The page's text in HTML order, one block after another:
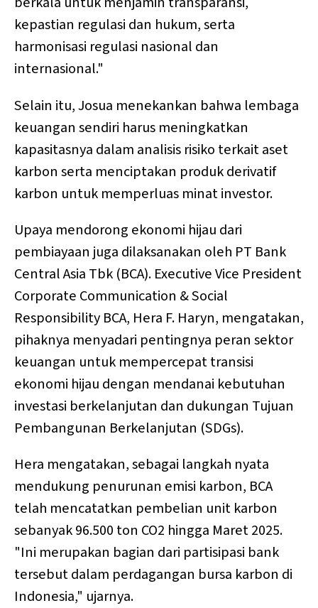
kepastian regulasi dan hukum, serta
harmonisasi regulasi nasional dan
internasional."
Selain itu, Josua menekankan bahwa lembaga
keuangan sendiri harus meningkatkan
kapasitasnya dalam analisis risiko terkait aset
karbon serta menciptakan produk derivatif
karbon untuk memperluas minat investor.
Upaya mendorong ekonomi hijau dari
pembiayaan juga dilaksanakan oleh PT Bank
Central Asia Tbk (BCA). Executive Vice President
Corporate Communication & Social
Responsibility BCA, Hera F. Haryn, mengatakan,
pihaknya menyadari pentingnya peran sektor
keuangan untuk mempercepat transisi
ekonomi hijau dengan mendanai kebutuhan
investasi berkelanjutan dan dukungan Tujuan
Pembangunan Berkelanjutan (SDGs).
Hera mengatakan, sebagai langkah nyata
mendukung penurunan emisi karbon, BCA
telah mencatatkan pembelian unit karbon
sebanyak 96.500 ton CO2 hingga Maret 2025.
"Ini merupakan bagian dari partisipasi bank
tersebut dalam perdagangan bursa karbon di
Indonesia," ujarnya.